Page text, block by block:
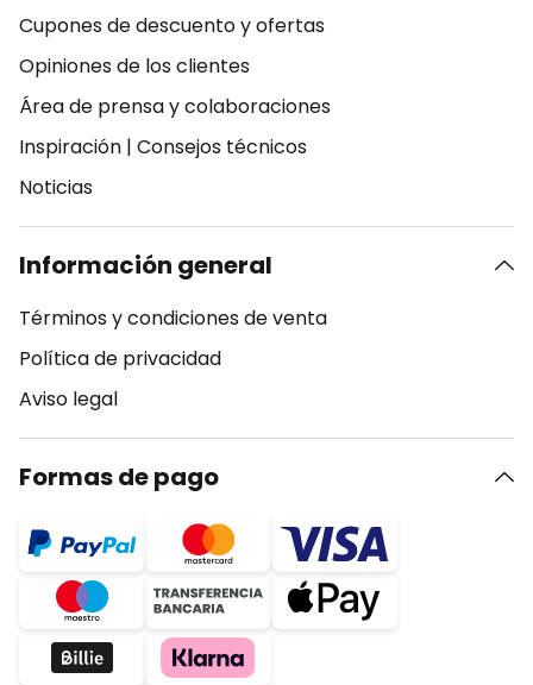
Cupones de descuento y ofertas
Opiniones de los clientes
Área de prensa y colaboraciones
Inspiración | Consejos técnicos
Noticias
Información general
Términos y condiciones de venta
Política de privacidad
Aviso legal
Formas de pago